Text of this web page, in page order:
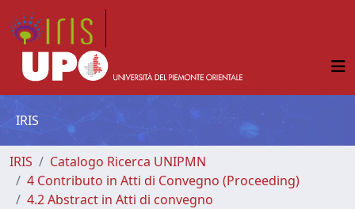
IRIS
IRIS
Catalogo Ricerca UNIPMN
4 Contributo in Atti di Convegno (Proceeding)
4.2 Abstract in Atti di convegno